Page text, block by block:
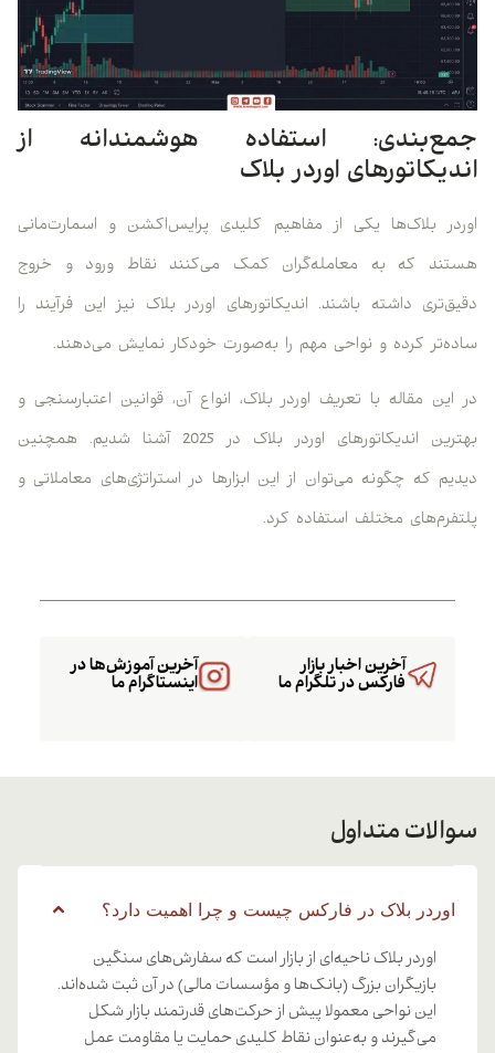
جمع‌بندی: استفاده هوشمندانه از
اندیکاتورهای اوردر بلاک
اوردر بلاک‌ها یکی از مفاهیم کلیدی پرایس‌اکشن و اسمارت‌مانی
هستند که به معامله‌گران کمک می‌کنند نقاط ورود و خروج
دقیق‌تری داشته باشند. اندیکاتورهای اوردر بلاک نیز این فرآیند را
ساده‌تر کرده و نواحی مهم را به‌صورت خودکار نمایش می‌دهند.
در این مقاله با تعریف اوردر بلاک، انواع آن، قوانین اعتبارسنجی و
بهترین اندیکاتورهای اوردر بلاک در 2025 آشنا شدیم. همچنین
دیدیم که چگونه می‌توان از این ابزارها در استراتژی‌های معاملاتی و
پلتفرم‌های مختلف استفاده کرد.
آخرین آموزش‌ها در
اینستاگرام ما
آخرین اخبار بازار
فارکس در تلگرام ما
سوالات متداول
اوردر بلاک در فارکس چیست و چرا اهمیت دارد؟
اوردر بلاک ناحیه‌ای از بازار است که سفارش‌های سنگین
بازیگران بزرگ (بانک‌ها و مؤسسات مالی) در آن ثبت شده‌اند.
این نواحی معمولا پیش از حرکت‌های قدرتمند بازار شکل
می‌گیرند و به‌عنوان نقاط کلیدی حمایت یا مقاومت عمل